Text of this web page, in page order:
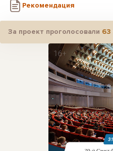
Рекомендация
За проект проголосовали 63